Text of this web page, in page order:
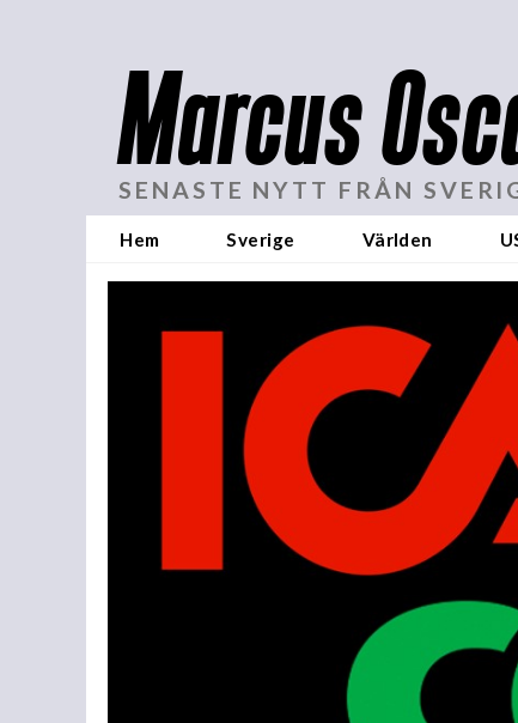
Marcus
SENASTE NYTT FRÅN
Hem Sverige Världen